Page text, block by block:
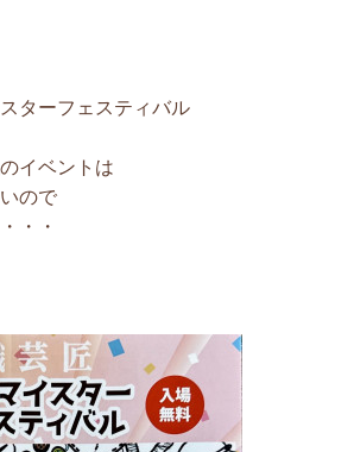
ターフェスティバル
イベントは
ので
・・